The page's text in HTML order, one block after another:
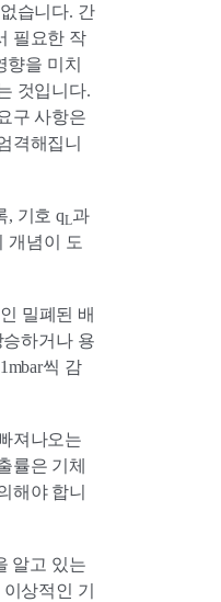
습니다. 간
필요한 작
을 미치
것입니다.
구 사항은
격해집니
, 기호 qL과
개념이 도
밀폐된 배
승하거나 용
씩 감
져나오는
률은 기체
해야 합니
알고 있는
상적인 기